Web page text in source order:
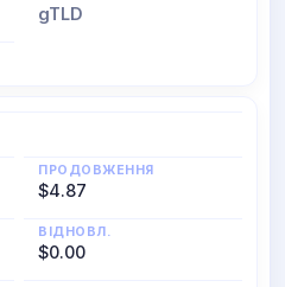
gTLD
ПРОДОВЖЕННЯ
$4.87
ВІДНОВЛ.
$0.00